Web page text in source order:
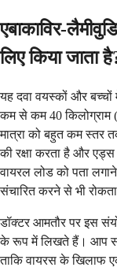
एबाकाविर-
लिए किया जाता
यह दवा वयस्कों और
कम से कम 40
मात्रा को बहुत कम स्तर
की रक्षा करता है और
वायरल लोड को पता
संचारित करने से भी
डॉक्टर आमतौर पर इस
के रूप में लिखते हैं। आप
ताकि वायरस के खिलाफ